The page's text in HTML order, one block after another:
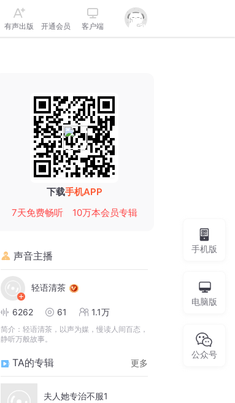
有声出版 开通会员 客户端
下载手机APP
7天免费畅听
10万本会员专辑
声音主播
轻语清茶
6262 61 1.1万
简介： 轻语清茶，以声为媒，慢读人间百态，
静听万般故事。
TA的专辑 更多
夫人她专治不服1
手机版
电脑版
公众号